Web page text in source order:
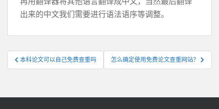
出来的中文我们需要进行语法语序等调整。
文
章
航
本科论文可以自己免费查重吗 怎么确定使用免费论文查重网站？